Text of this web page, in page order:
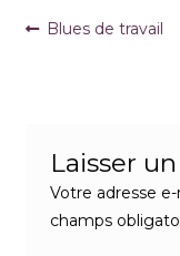
Navigation
Article
Blues de travail
Laisser
Votre adresse
champs